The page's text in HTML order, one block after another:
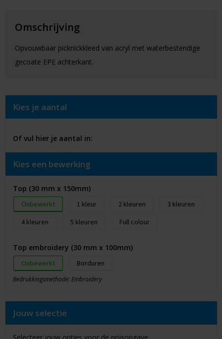
Omschrijving
Opvouwbaar picknickkleed van acryl met waterbestendige
gecoate EPE achterkant.
Kies je aantal
Of vul hier je aantal in:
Kies een bewerking
Top (30 mm x 150mm)
Onbewerkt 1 2
3
4
5 Full colour
Top embroidery (30 mm x 100mm)
Onbewerkt Borduren
Bedrukkingsmethode: Embroidery
Jouw selectie